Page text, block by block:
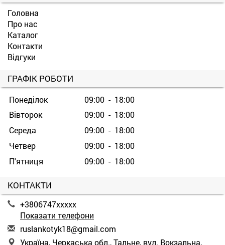
Головна
Про нас
Каталог
Контакти
Відгуки
ГРАФІК РОБОТИ
Понеділок
09:00 - 18:00
Вівторок
09:00 - 18:00
Середа
09:00 - 18:00
Четвер
09:00 - 18:00
П'ятниця
09:00 - 18:00
КОНТАКТИ
+3806747xxxxx
Показати телефони
ruslankotyk18@gmail.com
Україна, Черкаська обл., Тальне, вул. Вокзальна,